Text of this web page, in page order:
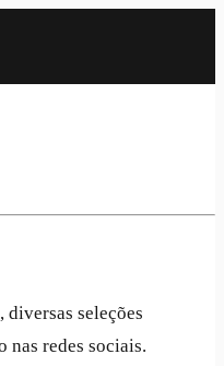
seleções
nas redes sociais.